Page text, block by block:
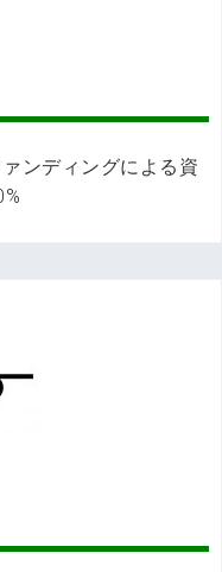
ンディングによる資